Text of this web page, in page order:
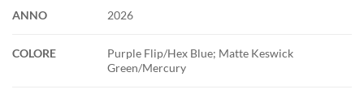
ANNO 2026
COLORE
Purple Flip/Hex Blue; Matte Keswick
Green/Mercury